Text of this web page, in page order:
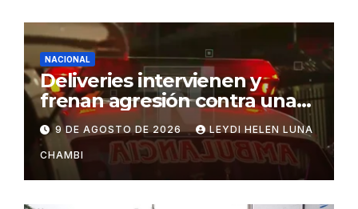
NACIONAL
Deliveries intervienen y
frenan agresión contra una
mujer en Santa Cruz
9 DE AGOSTO DE 2026 LEYDI HELEN LUNA
CHAMBI